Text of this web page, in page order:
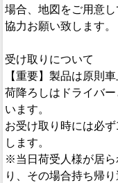
場合、地図をご用意
協力お願い致します。
受け取りについて
【重要】製品は原則
荷降ろしはドライバ
います。
お受け取り時には必
します。
※当日荷受人様が居ら
り、その場合持ち帰